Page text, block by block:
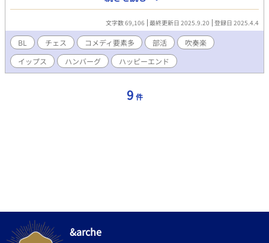
はどこか不自然なところがあり…。チェス同好会のメンバーはお
節介や好奇心から鷺沢の周辺を詮索し始めるが、それぞれが思い
がけない事態に直面することになる。 チェス同好会による「鷺
沢と航太を幸せにしようプロジェクト」は成功するのか？ そし
て彼ら自身、各々の幸せにたどり着くことができるのか？ 〈登場
人物〉 佐々木航太、チェス同好会二年。とりあえずチェスと鷺
沢に夢中。好きな駒はナイト。 鷺沢悠、吹奏楽部二年。諸事情
ップ。 仁木未来、チェス同好会二年。鷺沢の不幸感が気になっ
ただいてOKです。 ちなみに、チェス知ってる、やってる、好
き、という方へ。 各話タイトル＆ストーリー展開は、1851年の
アンデルセンvsキーゼルツキーの「不滅の名局」をベースにして
文字数 69,106 最終更新日 2025.9.20 登録日 2025.4.4
BL チェス コメディ要素多 部活
吹奏楽
イップス
ハンバーグ ハッピーエンド
9 件
&arche